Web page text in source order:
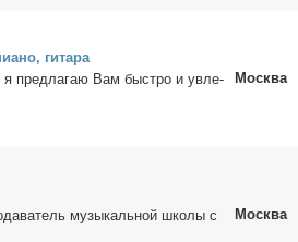
ги­та­ра
я пред­ла­гаю Вам быст­ро и увле­
Москва
му­зы­каль­ной шко­лы с
Москва